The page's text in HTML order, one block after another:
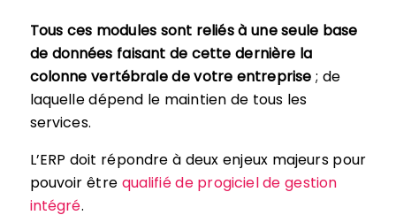
Tous ces modules sont reliés à une seule base
de données faisant de cette dernière la
colonne vertébrale de votre entreprise ; de
laquelle dépend le maintien de tous les
services.
L’ERP doit répondre à deux enjeux majeurs pour
pouvoir être qualifié de progiciel de gestion
intégré.